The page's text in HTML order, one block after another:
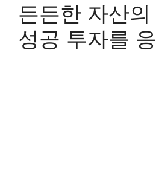
든든한 자산
성공 투자를